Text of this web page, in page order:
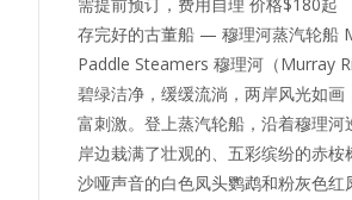
存完好的古董船 — 穆理河蒸汽轮船
Paddle Steamers 穆理河（Murray
碧绿洁净，缓缓流淌，两岸风光如画
富刺激。登上蒸汽轮船，沿着穆理河
岸边栽满了壮观的、五彩缤纷的赤桉
沙哑声音的白色凤头鹦鹉和粉灰色红